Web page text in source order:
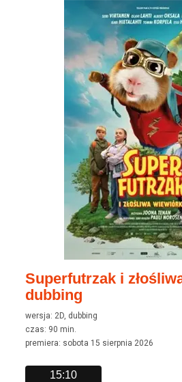
Superfutrzak i
dubbing
wersja: 2D, dubbing
czas: 90 min.
premiera: sobota 15 sierpnia 2026
15:10